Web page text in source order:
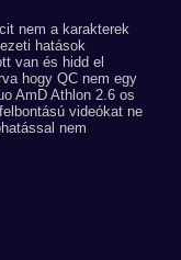
nem a karakterek
hatások
van és hidd el
hogy QC nem egy
AmD Athlon 2.6 os
videókat ne
nem